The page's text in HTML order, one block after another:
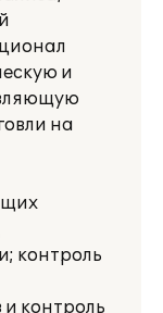
и
на
контроль
контроль